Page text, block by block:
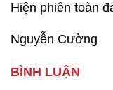
Hiện phiên toàn
Nguyễn Cường